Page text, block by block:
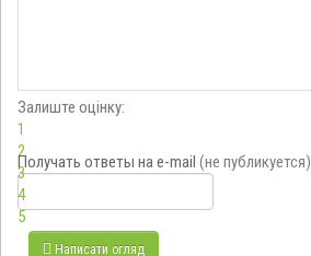
Залиште оцінку:
1
2
3
4
5
Получать ответы на e-mail (не публикуется)
Написати огляд